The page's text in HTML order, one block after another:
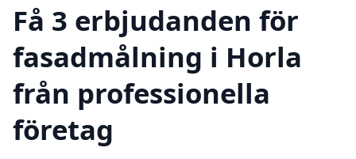
Få 3 erbjudanden för
fasadmålning i Horla
från professionella
företag